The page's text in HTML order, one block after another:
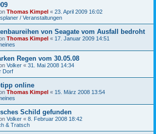
Thomas Kimpel « 23. April 2009 16:02
/ Veranstaltungen
von Seagate vom Ausfall bedroht
Thomas Kimpel « 17. Januar 2009 14:51
Regen vom 30.05.08
Volker « 31. Mai 2008 14:34
Dorf
online
Thomas Kimpel « 15. März 2008 13:54
Schild gefunden
Volker « 8. Februar 2008 18:42
& Tratsch